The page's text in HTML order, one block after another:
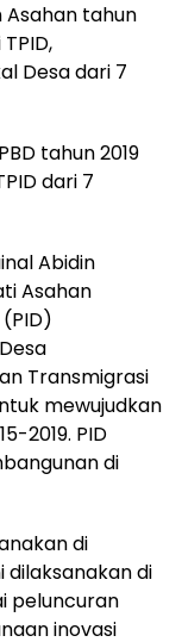
Asahan tahun
Desa dari 7
tahun 2019
dari 7
Abidin
Asahan
Transmigrasi
mewujudkan
2019. PID
di
di
dilaksanakan di
peluncuran
inovasi